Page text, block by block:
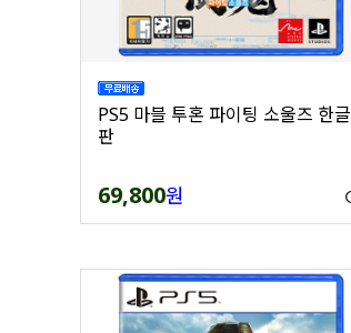
PS5 마블 투혼 파이팅 소울즈 한글
판
69,800원